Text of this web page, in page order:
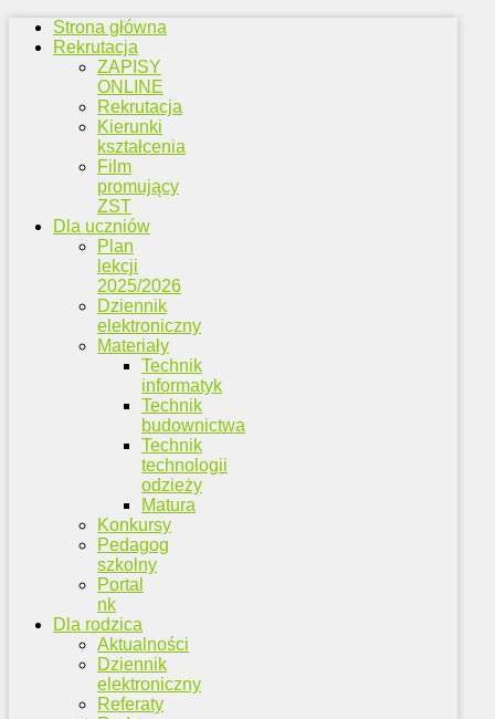
Strona główna
Rekrutacja
ZAPISY
ONLINE
Rekrutacja
Kierunki
kształcenia
Film
promujący
ZST
Dla uczniów
Plan
lekcji
2025/2026
Dziennik
elektroniczny
Materiały
Technik
informatyk
Technik
budownictwa
Technik
technologii
odzieży
Matura
Konkursy
Pedagog
szkolny
Portal
nk
Dla rodzica
Aktualności
Dziennik
elektroniczny
Referaty